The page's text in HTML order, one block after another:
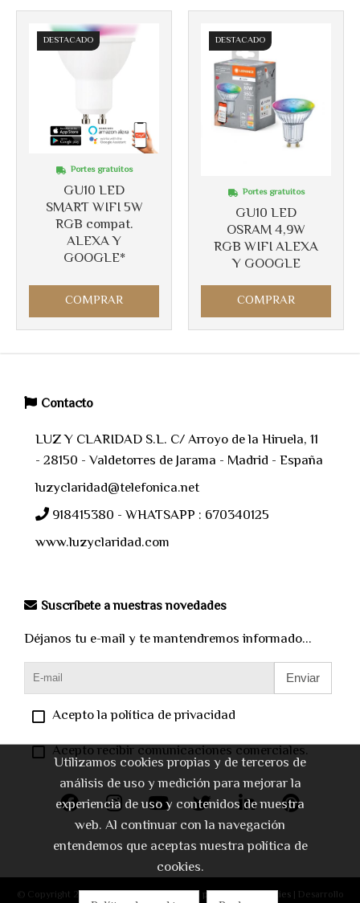
DESTACADO
GU10 LED
SMART WIFI 5W
RGB compat.
ALEXA Y
GOOGLE*
Portes gratuitos
COMPRAR
DESTACADO
GU10 LED
OSRAM 4,9W
RGB WIFI ALEXA
Y GOOGLE
Portes gratuitos
COMPRAR
Contacto
LUZ Y CLARIDAD S.L. C/ Arroyo de la Hiruela, 11
- 28150 - Valdetorres de Jarama - Madrid - España
luzyclaridad@telefonica.net
918415380 - WHATSAPP : 670340125
www.luzyclaridad.com
Suscríbete a nuestras novedades
Déjanos tu e-mail y te mantendremos informado...
Enviar
Acepto la política de privacidad
Acepto recibir comunicaciones comerciales.
© Copyright 2026 |Aviso legal|Política de privacidad|Cookies| Desarrollo
Utilizamos cookies propias y de terceros de
análisis de uso y medición para mejorar la
experiencia de uso y contenidos de nuestra
web. Al continuar con la navegación
entendemos que aceptas nuestra política de
cookies.